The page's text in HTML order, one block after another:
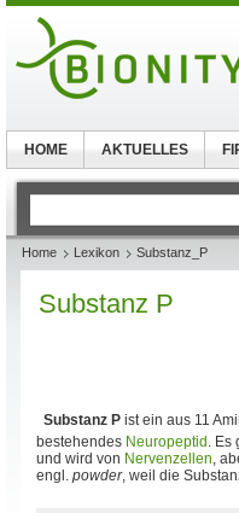
Home Lexikon Substanz_P
Substanz P
Substanz P ist ein aus 11
bestehendes Neuropeptid . Es
und wird von Nervenzellen,
engl. powder, weil die
HOME AKTUELLES